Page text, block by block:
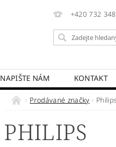
+420 732
NAPIŠTE NÁM KONTAKT
Prodávané značky Philips
PHILIPS